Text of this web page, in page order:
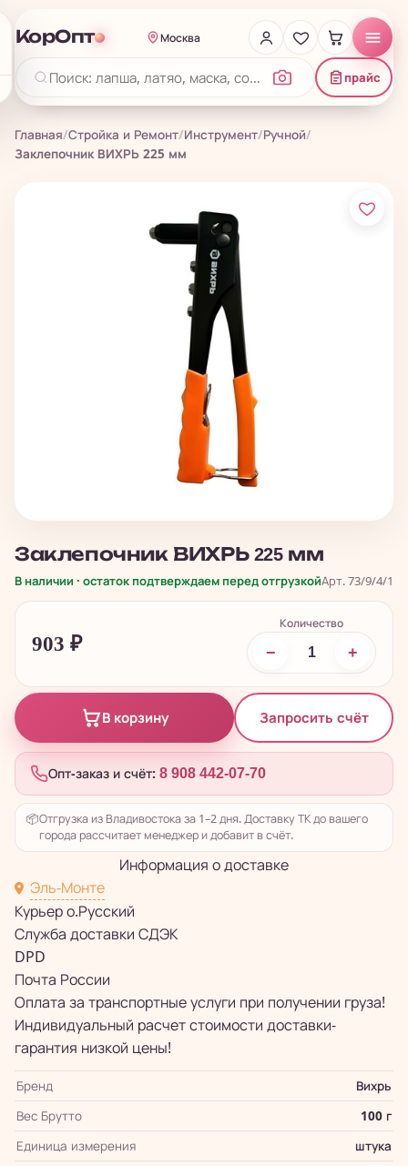
КорОпт Москва
прайс
Главная/Стройка и Ремонт/Инструмент/Ручной/
Заклепочник ВИХРЬ 225 мм
Заклепочник ВИХРЬ 225 мм
В наличии · остаток подтверждаем перед отгрузкойАрт. 73/9/4/1
903 ₽
Количество
− +
В корзину Запросить счёт
Опт-заказ и счёт: 8 908 442-07-70
📦Отгрузка из Владивостока за 1–2 дня. Доставку ТК до вашего
города рассчитает менеджер и добавит в счёт.
Информация о доставке
Эль-Монте
Курьер о.Русский
Служба доставки СДЭК
DPD
Почта России
Оплата за транспортные услуги при получении груза!
Индивидуальный расчет стоимости доставки-
гарантия низкой цены!
Бренд
Вихрь
Вес Брутто
100 г
Единица измерения
штука